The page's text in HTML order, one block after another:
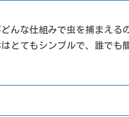
んな仕組みで虫を捕まえる
とてもシンプルで、誰でも